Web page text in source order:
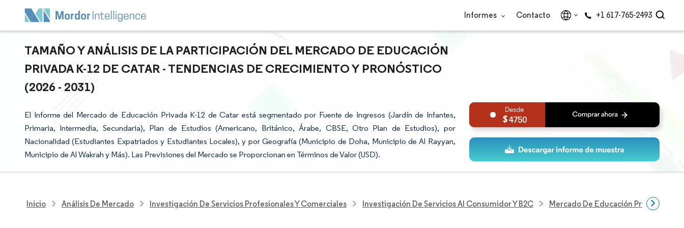
Informes Contacto +1 617-765-2493
TAMAÑO Y ANÁLISIS DE LA PARTICIPACIÓN DEL MERCADO DE EDUCACIÓN
PRIVADA K-12 DE CATAR - TENDENCIAS DE CRECIMIENTO Y PRONÓSTICO
(2026 - 2031)
El Informe del Mercado de Educación Privada K-12 de Catar está segmentado por Fuente de Ingresos (Jardín de Infantes,
Primaria, Intermedia, Secundaria), Plan de Estudios (Americano, Británico, Árabe, CBSE, Otro Plan de Estudios), por
Nacionalidad (Estudiantes Expatriados y Estudiantes Locales), y por Geografía (Municipio de Doha, Municipio de Al Rayyan,
Municipio de Al Wakrah y Más). Las Previsiones del Mercado se Proporcionan en Términos de Valor (USD).
4750
Inicio Análisis De Mercado Investigación De Servicios Profesionales Y Comerciales Investigación De Servicios Al Consumidor Y B2C Mercado De Educación Privada K-12